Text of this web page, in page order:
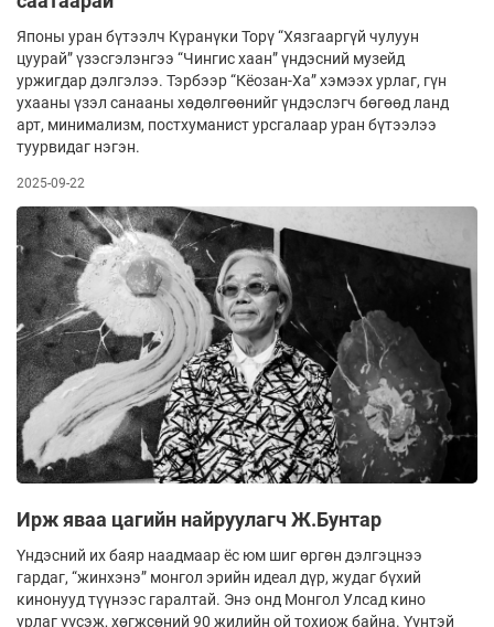
Японы уран бүтээлч Күранүки Торү “Хязгааргүй чулуун
цуурай” үзэсгэлэнгээ “Чингис хаан” үндэсний музейд
уржигдар дэлгэлээ. Тэрбээр “Кёозан-Ха” хэмээх урлаг, гүн
ухааны үзэл санааны хөдөлгөөнийг үндэслэгч бөгөөд ланд
арт, минимализм, постхуманист урсгалаар уран бүтээлээ
туурвидаг нэгэн.
2025-09-22
Ирж яваа цагийн найруулагч Ж.Бунтар
Үндэсний их баяр наадмаар ёс юм шиг өргөн дэлгэцнээ
гардаг, “жинхэнэ” монгол эрийн идеал дүр, жудаг бүхий
кинонууд түүнээс гаралтай. Энэ онд Монгол Улсад кино
урлаг үүсэж, хөгжсөний 90 жилийн ой тохиож байна. Үүнтэй